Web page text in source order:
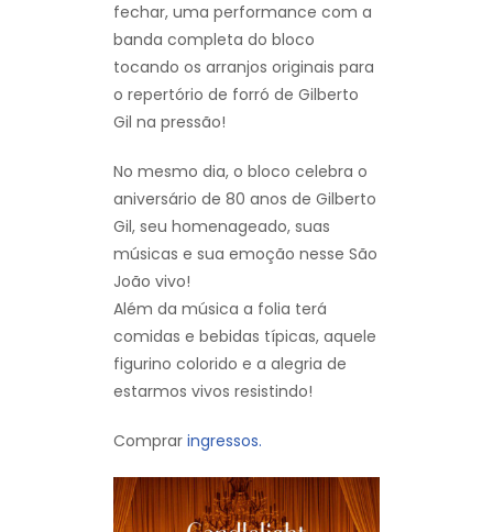
fechar, uma performance com a
banda completa do bloco
tocando os arranjos originais para
o repertório de forró de Gilberto
Gil na pressão!
No mesmo dia, o bloco celebra o
aniversário de 80 anos de Gilberto
Gil, seu homenageado, suas
músicas e sua emoção nesse São
João vivo!
Além da música a folia terá
comidas e bebidas típicas, aquele
figurino colorido e a alegria de
estarmos vivos resistindo!
Comprar ingressos.